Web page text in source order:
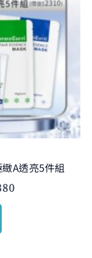
A透亮5件組